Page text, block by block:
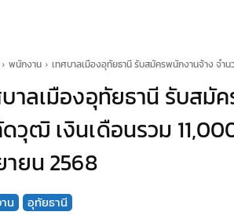
พนักงาน เทศบาลเมืองอุทัยธานี รับสมัครพนักงานจ้าง จำ
าลเมืองอุทัยธานี รับสมั
วุฒิ เงินเดือนรวม
ยน 2568
น อุทัยธานี